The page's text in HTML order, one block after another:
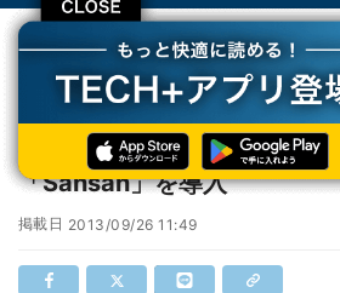
CLOSE
TECH+ 企業IT
ITインフラ
徳島県、クラウド名刺管理システム「Sansan」を
徳島県、クラウド名刺管理シ
「Sansan」を導入
掲載日 2013/09/26 11:49